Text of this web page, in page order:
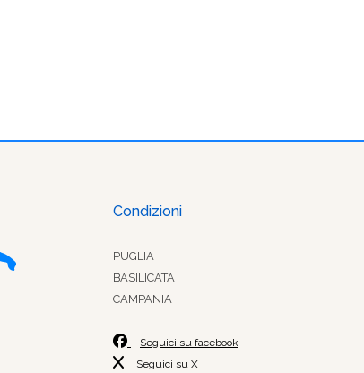
Condizioni
PUGLIA
BASILICATA
CAMPANIA
Seguici su facebook
Seguici su X